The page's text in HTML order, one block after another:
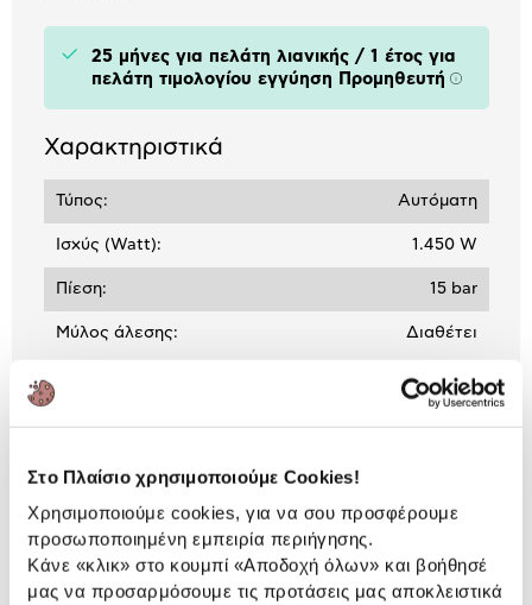
Στο Πλαίσιο χρησιμοποιούμε Cookies!
Χρησιμοποιούμε cookies, για να σου προσφέρουμε
προσωποποιημένη εμπειρία περιήγησης.
Κάνε «κλικ» στο κουμπί «Αποδοχή όλων» και βοήθησέ
μας να προσαρμόσουμε τις προτάσεις μας αποκλειστικά
25 μήνες για πελάτη λιανικής / 1 έτος για
πελάτη τιμολογίου εγγύηση Προμηθευτή
Χαρακτηριστικά
Τύπος: Αυτόματη
Ισχύς (Watt): 1.450 W
Πίεση: 15 bar
Mύλος άλεσης: Διαθέτει
Jura Καφετιέρα Espresso
Αυτόματη E8 Dark Inox
1.449,00 €